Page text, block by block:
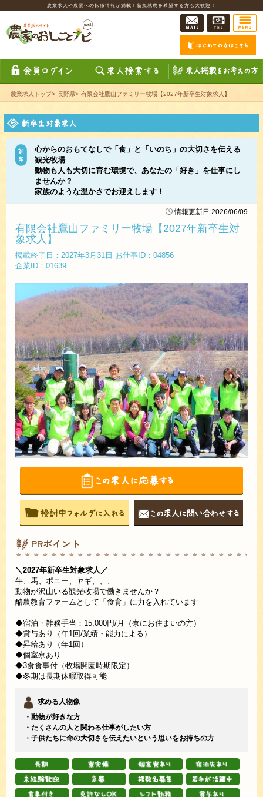
農業求人や農業への転職情報が満載！新規就農を希望する方も大歓迎！
農業求人トップ> 長野県> 有限会社鷹山ファミリー牧場【2027年新卒生対象求人】
心からのおもてなしで「食」と「いのち」の大切さを伝える
観光牧場
動物も人も大切に育む環境で、あなたの「好き」を仕事にし
ませんか？
家族のような温かさでお迎えします！
情報更新日 2026/06/09
有限会社鷹山ファミリー牧場【2027年新卒生対
象求人】
掲載終了日：2027年3月31日 お仕事ID：04856
企業ID：01639
PRポイント
＼2027年新卒生対象求人／
牛、馬、ポニー、ヤギ、、、
動物が沢山いる観光牧場で働きませんか？
酪農教育ファームとして「食育」に力を入れています
◆宿泊・雑務手当：15,000円/月（寮にお住まいの方）
◆賞与あり（年1回/業績・能力による）
◆昇給あり（年1回）
◆個室寮あり
◆3食食事付（牧場開園時期限定）
◆冬期は長期休暇取得可能
求める人物像
・動物が好きな方
・たくさんの人と関わる仕事がしたい方
・子供たちに命の大切さを伝えたいという思いをお持ちの方